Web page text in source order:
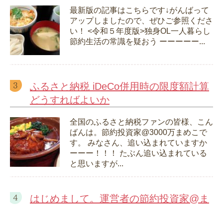
最新版の記事はこちらです↓がんばって
アップしましたので、ぜひご参照くださ
い！ <令和５年度版>独身OL一人暮らし
節約生活の常識を疑おう ーーーーー...
ふるさと納税 iDeCo併用時の限度額計算
どうすればよいか
全国のふるさと納税ファンの皆様、こん
ばんは。節約投資家@3000万まめこで
す。 みなさん、追い込まれていますか
ーーー！！！ たぶん追い込まれている
と思いますが...
はじめまして。運営者の節約投資家@ま